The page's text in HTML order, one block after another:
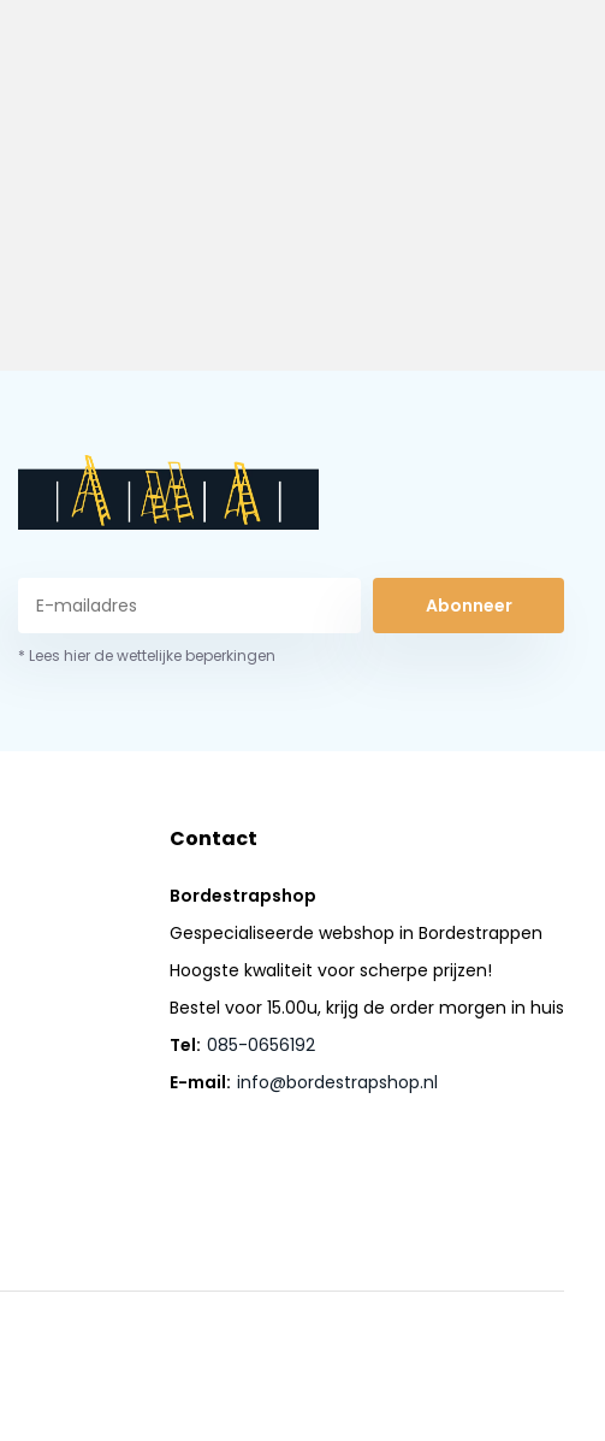
Abonneer
* Lees hier de wettelijke beperkingen
Contact
Bordestrapshop
Gespecialiseerde webshop in Bordestrappen
Hoogste kwaliteit voor scherpe prijzen!
Bestel voor 15.00u, krijg de order morgen in huis
Tel: 085-0656192
E-mail: info@bordestrapshop.nl